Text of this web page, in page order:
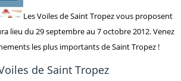
Les Voiles de Saint Tropez vous proposent
lieu du 29 septembre au 7 octobre 2012. Venez
les plus importants de Saint Tropez !
de Saint Tropez